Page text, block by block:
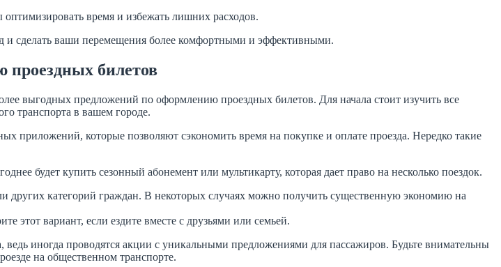
время и избежать лишних расходов.
и сделать ваши перемещения более комфортными и эффективными.
проездных билетов
выгодных предложений по оформлению проездных билетов. Для начала стоит изучить все
транспорта в вашем городе.
приложений, которые позволяют сэкономить время на покупке и оплате проезда. Нередко такие
будет купить сезонный абонемент или мультикарту, которая дает право на несколько поездок.
других категорий граждан. В некоторых случаях можно получить существенную экономию на
этот вариант, если ездите вместе с друзьями или семьей.
иногда проводятся акции с уникальными предложениями для пассажиров. Будьте внимательны
на общественном транспорте.